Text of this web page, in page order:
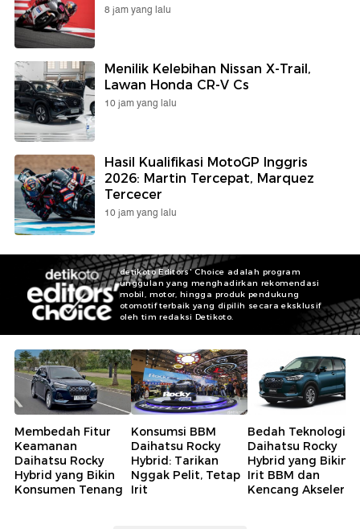
8 jam yang lalu
Menilik Kelebihan Nissan X-Trail,
Lawan Honda CR-V Cs
10 jam yang lalu
Hasil Kualifikasi MotoGP Inggris
2026: Martin Tercepat, Marquez
Tercecer
10 jam yang lalu
detikoto Editors' Choice adalah program
unggulan yang menghadirkan rekomendasi
mobil, motor, hingga produk pendukung
otomotif terbaik yang dipilih secara eksklusif
oleh tim redaksi Detikoto.
Membedah Fitur
Keamanan
Daihatsu Rocky
Hybrid yang Bikin
Konsumen Tenang
Konsumsi BBM
Daihatsu Rocky
Hybrid: Tarikan
Nggak Pelit, Tetap
Irit
Bedah Teknologi
Daihatsu Rocky
Hybrid yang Bikin
Irit BBM dan
Kencang Akselerasi